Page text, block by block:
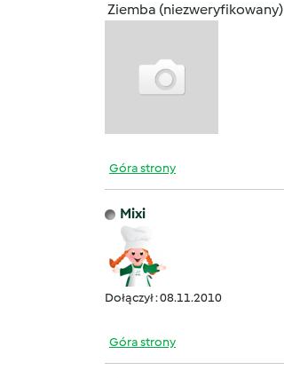
Ziemba (niezweryfikowany)
Góra strony
Mixi
Dołączył : 08.11.2010
Góra strony